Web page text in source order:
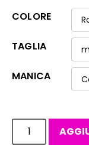
COLORE
TAGLIA
MANICA